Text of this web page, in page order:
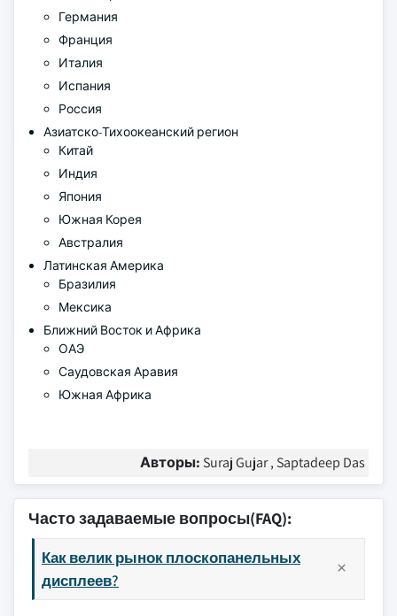
Германия
Франция
Италия
Испания
Россия
Азиатско-Тихоокеанский регион
Китай
Индия
Япония
Южная Корея
Австралия
Латинская Америка
Бразилия
Мексика
Ближний Восток и Африка
ОАЭ
Саудовская Аравия
Южная Африка
Авторы: Suraj Gujar , Saptadeep Das
Часто задаваемые вопросы(FAQ):
Как велик рынок плоскопанельных
дисплеев?